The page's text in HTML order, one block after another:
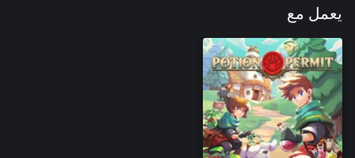
يعمل مع